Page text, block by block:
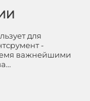
для
-
важнейшими